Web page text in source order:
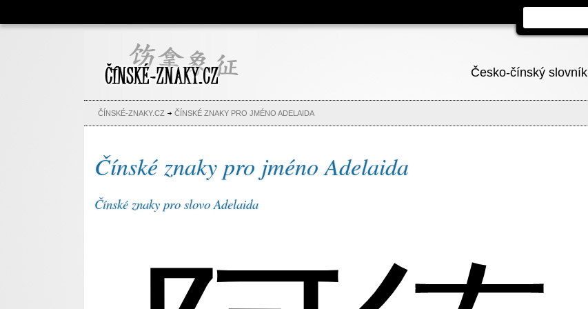
Čínské znaky, česko-čínský
slovník, abeceda, jména,
tetování
Česko-čínský slovník
ČÍNSKÉ-ZNAKY.CZ ČÍNSKÉ ZNAKY PRO JMÉNO ADELAIDA
Čínské znaky pro jméno Adelaida
Čínské znaky pro slovo Adelaida